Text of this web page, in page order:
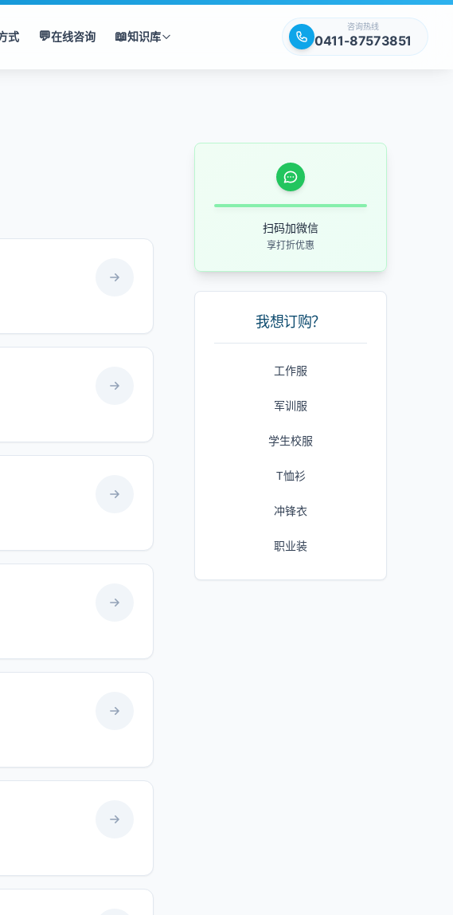
式 💬在线咨询 📖知识库
咨询热线
0411-87573851
扫码加微信
享打折优惠
我想订购？
工作服
军训服
学生校服
T恤衫
冲锋衣
职业装